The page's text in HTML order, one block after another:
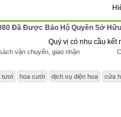
Đã Được Bảo Hộ Quyền Sở Hữu
Quý vị có nhu cầu kết
vận chuyển, giao nhận
tươi hoa cưới dịch vụ điện hoa cửa